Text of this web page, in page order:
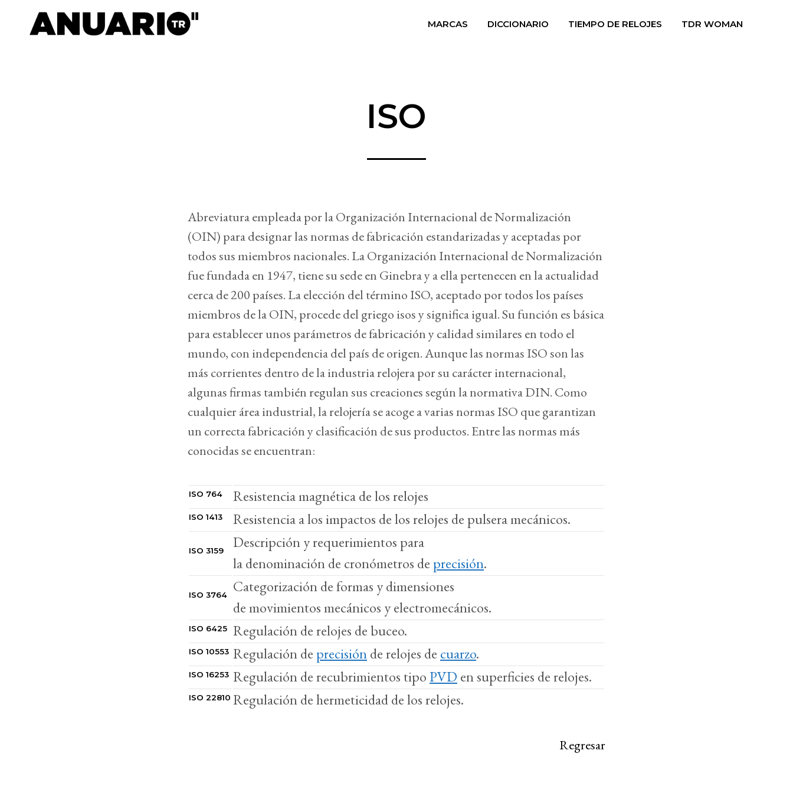
MARCAS DICCIONARIO TIEMPO DE RELOJES TDR WOMAN
ISO
Abreviatura empleada por la Organización Internacional de Normalización
(OIN) para designar las normas de fabricación estandarizadas y aceptadas por
todos sus miembros nacionales. La Organización Internacional de Normalización
fue fundada en 1947, tiene su sede en Ginebra y a ella pertenecen en la actualidad
cerca de 200 países. La elección del término ISO, aceptado por todos los países
miembros de la OIN, procede del griego isos y significa igual. Su función es básica
para establecer unos parámetros de fabricación y calidad similares en todo el
mundo, con independencia del país de origen. Aunque las normas ISO son las
más corrientes dentro de la industria relojera por su carácter internacional,
algunas firmas también regulan sus creaciones según la normativa DIN. Como
cualquier área industrial, la relojería se acoge a varias normas ISO que garantizan
un correcta fabricación y clasificación de sus productos. Entre las normas más
conocidas se encuentran:
ISO 764 Resistencia magnética de los relojes
ISO 1413 Resistencia a los impactos de los relojes de pulsera mecánicos.
ISO 3159
Descripción y requerimientos para
la denominación de cronómetros de precisión.
ISO 3764
Categorización de formas y dimensiones
de movimientos mecánicos y electromecánicos.
ISO 6425 Regulación de relojes de buceo.
ISO 10553 Regulación de precisiónde relojes de cuarzo.
ISO 16253 Regulación de recubrimientos tipoPVD en superficies de relojes.
ISO 22810 Regulación de hermeticidad de los relojes.
Regresar